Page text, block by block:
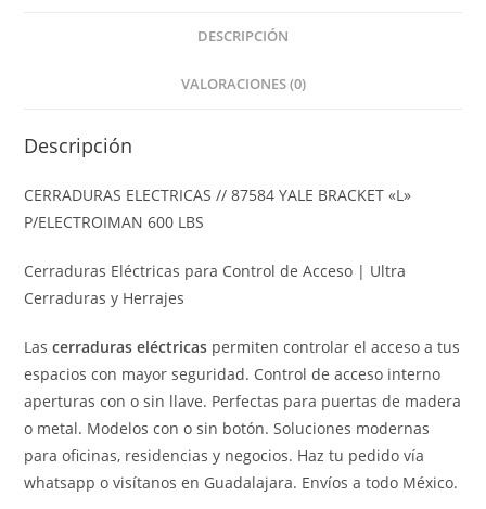
DESCRIPCIÓN
VALORACIONES (0)
Descripción
CERRADURAS ELECTRICAS // 87584 YALE BRACKET «L»
P/ELECTROIMAN 600 LBS
Cerraduras Eléctricas para Control de Acceso | Ultra
Cerraduras y Herrajes
Lascerraduras eléctricas permiten controlar el acceso a tus
espacios con mayor seguridad. Control de acceso interno
aperturas con o sin llave. Perfectas para puertas de madera
o metal. Modelos con o sin botón. Soluciones modernas
para oficinas, residencias y negocios. Haz tu pedido vía
whatsapp o visítanos en Guadalajara. Envíos a todo México.